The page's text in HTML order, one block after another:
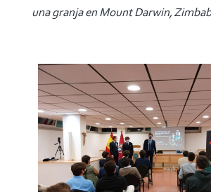
una granja en Mount Darwin,